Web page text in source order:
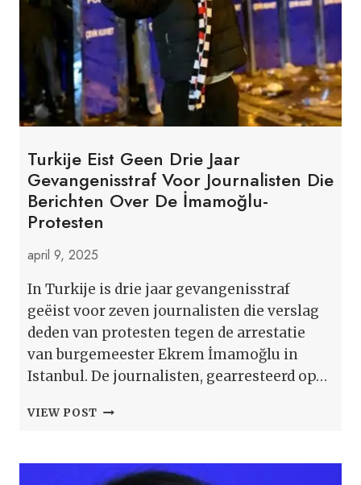
Turkije Eist Geen Drie Jaar
Gevangenisstraf Voor Journalisten Die
Berichten Over De İmamoğlu-
Protesten
april 9, 2025
In Turkije is drie jaar gevangenisstraf
geëist voor zeven journalisten die verslag
deden van protesten tegen de arrestatie
van burgemeester Ekrem İmamoğlu in
Istanbul. De journalisten, gearresteerd op…
VIEW POST TURKIJE
JAAR